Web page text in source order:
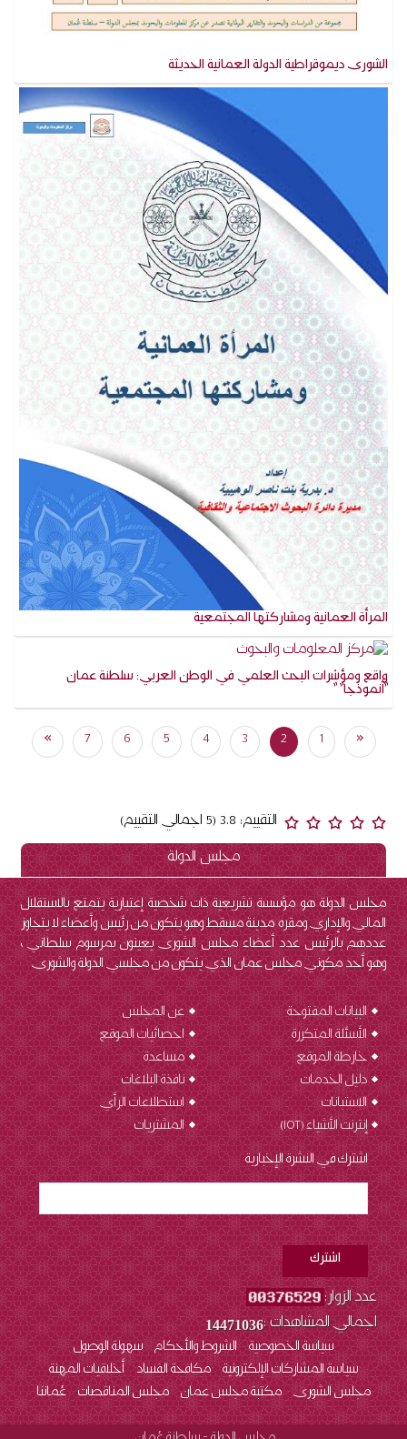
الشورى ديموقراطية الدولة العمانية الحديثة
المرأة العمانية ومشاركتها المجتمعية
واقع ومؤشرات البحث العلمي في الوطن العربي: سلطنة عمان
"أنموذجا" "
«
1
2
(current)
3
4
5
6
7
»
التقييم: 3.8 (5 اجمالي التقييم)
مجلس الدولة
مجلس الدولة هو مؤسسة تشريعية ذات شخصية إعتبارية يتمتع بالاستقلال
المالي والإداري ومقره مدينة مسقط وهو يتكون من رئيس وأعضاء لا يتجاوز
عددهم بالرئيس عدد أعضاء مجلس الشورى يعينون بمرسوم سلطاني ،
وهو أحد مكوني مجلس عمان الذي يتكون من مجلسي الدولة والشورى.
عن المجلس
البيانات المفتوحة
احصائيات الموقع
الأسئلة المتكررة
مساعدة
خارطة الموقع
نافذة البلاغات
دليل الخدمات
استطلاعات الرأي
الاستبانات
المشتريات
إنترنت الأشياء (IOT
)
اشترك في النشرة الإخبارية
عدد الزوار:
اجمالي المشاهدات :14471036
سياسة الخصوصية الشروط والأحكام سهولة الوصول
سياسة المشاركات الإلكترونية مكافحة الفساد أخلاقيات المهنة
مجلس الشورى مكتبة مجلس عمان مجلس المناقصات عُماننا